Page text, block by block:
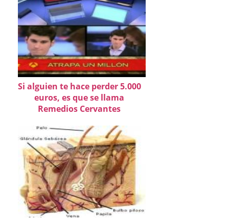
Si alguien te hace perder 5.000
euros, es que se llama
Remedios Cervantes